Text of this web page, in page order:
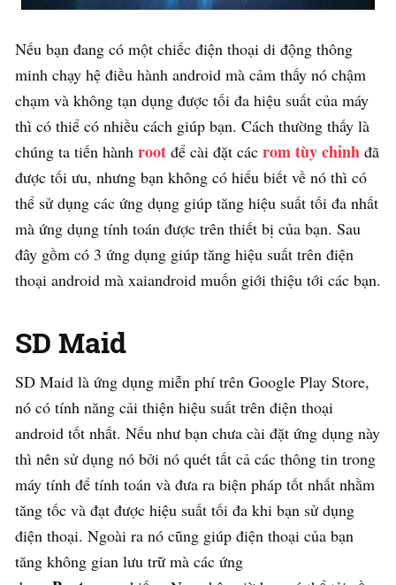
Nếu bạn đang có một chiếc điện thoại di động thông
minh chạy hệ điều hành android mà cảm thấy nó chậm
chạm và không tạn dụng được tối đa hiệu suất của máy
thì có thiể có nhiều cách giúp bạn. Cách thường thấy là
chúng ta tiến hành root để cài đặt các rom tùy chỉnh đã
được tối ưu, nhưng bạn không có hiểu biết về nó thì có
thể sử dụng các ứng dụng giúp tăng hiệu suất tối đa nhất
mà ứng dụng tính toán được trên thiết bị của bạn. Sau
đây gồm có 3 ứng dụng giúp tăng hiệu suất trên điện
thoại android mà xaiandroid muốn giới thiệu tới các bạn.
SD Maid
SD Maid là ứng dụng miễn phí trên Google Play Store,
nó có tính năng cải thiện hiệu suất trên điện thoại
android tốt nhất. Nếu như bạn chưa cài đặt ứng dụng này
thì nên sử dụng nó bởi nó quét tất cả các thông tin trong
máy tính để tính toán và đưa ra biện pháp tốt nhất nhằm
tăng tốc và đạt được hiệu suất tối đa khi bạn sử dụng
điện thoại. Ngoài ra nó cũng giúp điện thoại của bạn
tăng không gian lưu trữ mà các ứng